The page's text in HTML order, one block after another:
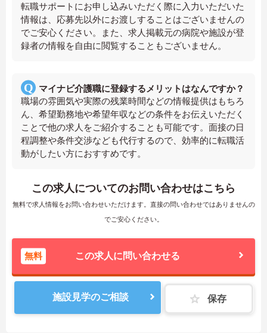
転職サポートにお申し込みいただく際に入力いただいた
情報は、応募先以外にお渡しすることはございませんの
でご安心ください。また、求人掲載元の病院や施設が登
録者の情報を自由に閲覧することもございません。
マイナビ介護職に登録するメリットはなんですか？
職場の雰囲気や実際の残業時間などの情報提供はもちろ
ん、希望勤務地や希望年収などの条件をお伝えいただく
ことで他の求人をご紹介することも可能です。面接の日
程調整や条件交渉なども代行するので、効率的に転職活
動がしたい方におすすめです。
この求人についてのお問い合わせはこちら
無料で求人情報をお問い合わせいただけます。直接の問い合わせではありませんの
でご安心ください。
無料 この求人に問い合わせる
施設見学のご相談 保存